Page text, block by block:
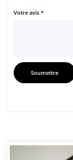
Votre avis *